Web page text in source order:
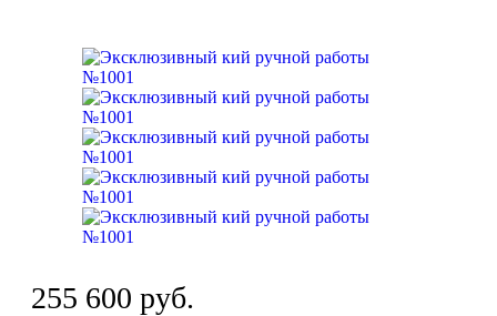
255 600 руб.